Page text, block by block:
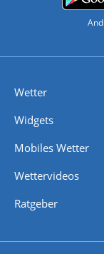
Wetter
Widgets
Mobiles Wetter
Wettervideos
Ratgeber